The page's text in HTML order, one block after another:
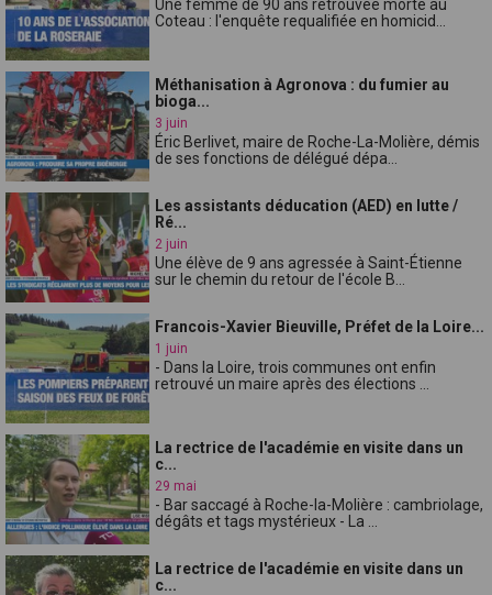
Une femme de 90 ans retrouvée morte au
Coteau : l'enquête requalifiée en homicid...
Méthanisation à Agronova : du fumier au
bioga...
3 juin
Éric Berlivet, maire de Roche-La-Molière, démis
de ses fonctions de délégué dépa...
Les assistants déducation (AED) en lutte /
Ré...
2 juin
Une élève de 9 ans agressée à Saint-Étienne
sur le chemin du retour de l'école B...
Francois-Xavier Bieuville, Préfet de la Loire...
1 juin
- Dans la Loire, trois communes ont enfin
retrouvé un maire après des élections ...
La rectrice de l'académie en visite dans un
c...
29 mai
- Bar saccagé à Roche-la-Molière : cambriolage,
dégâts et tags mystérieux - La ...
La rectrice de l'académie en visite dans un
c...